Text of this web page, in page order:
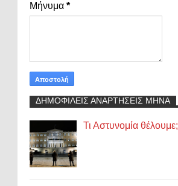
Μήνυμα *
ΔΗΜΟΦΙΛΕΙΣ ΑΝΑΡΤΗΣΕΙΣ ΜΗΝΑ
Τι Αστυνομία θέλουμε;